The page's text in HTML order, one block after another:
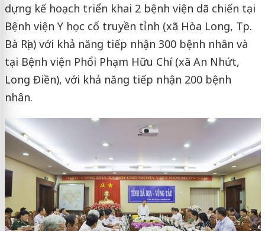
dựng kế hoạch triển khai 2 bệnh viện dã chiến tại
Bệnh viện Y học cổ truyền tỉnh (xã Hòa Long, Tp.
Bà Rịa) với khả năng tiếp nhận 300 bệnh nhân và
tại Bệnh viện Phổi Phạm Hữu Chí (xã An Nhứt,
Long Điền), với khả năng tiếp nhận 200 bệnh
nhân.